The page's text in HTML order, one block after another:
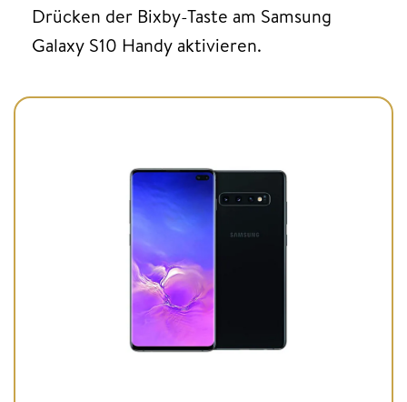
Drücken der Bixby-Taste am Samsung
Galaxy S10 Handy aktivieren.